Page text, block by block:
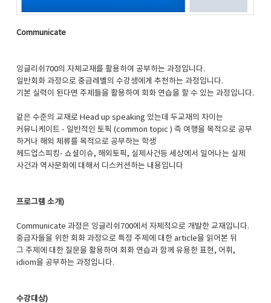
Communicate
잉글리쉬700의 자체교재를 활용하여 공부하는 과정입니다.
일반회화 과정으로 중급레벨의 수강생에게 추천하는 과정입니다.
기본 실력이 된다면 주제들을 활용하여 회화 연습을 할 수 있는 과정입니다.
같은 수준의 교재로 Head up speaking 있는데 두교재의 차이는
커뮤니케이트 - 일반적인 토픽 (common topic ) 즉 여행을 목적으로 공부
하거나 해외 체류를 목적으로 공부하는 학생
헤드업스피킹- 쇼셜이슈, 해외토픽, 실제사건등 세상에서 일어나는 실제
사건과 역사문화에 대해서 디스커션하는 내용입니다
프로그램 소개)
Communicate 과정은 잉글리쉬700에서 자체적으로 개발한 교재입니다.
중급자들을 위한 회화 과정으로 특정 주제에 대한 article을 읽어본 뒤
그 주제에 대한 질문을 활용하여 회화 연습과 함께 유용한 표현, 어휘,
idiom을 공부하는 과정입니다.
수강대상)